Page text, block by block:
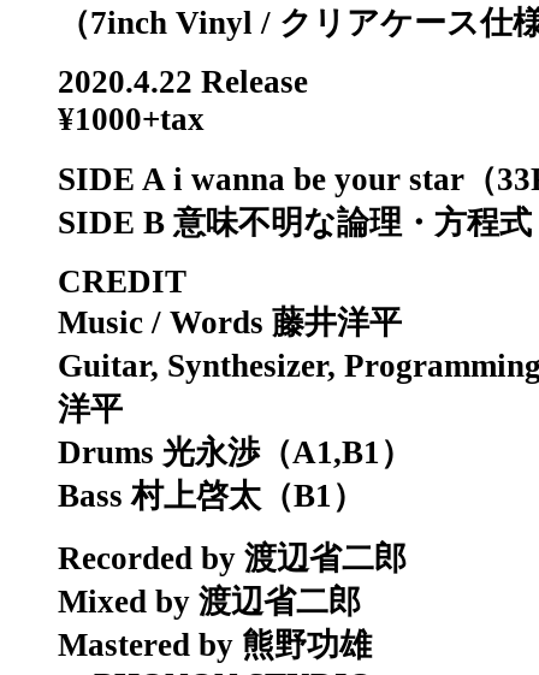
（7inch Vinyl / クリアケース仕
2020.4.22 Release
¥1000+tax
SIDE A i wanna be your star（
SIDE B 意味不明な論理・方程
CREDIT
Music / Words 藤井洋平
Guitar, Synthesizer,
洋平
Drums 光永渉（A1,B1）
Bass 村上啓太（B1）
Recorded by 渡辺省二郎
Mixed by 渡辺省二郎
Mastered by 熊野功雄